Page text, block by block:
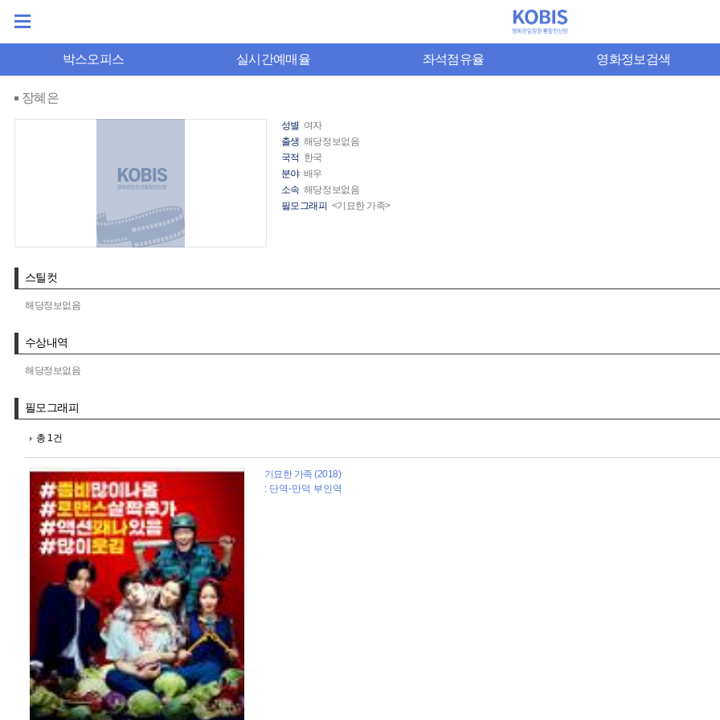
박스오피스 실시간예매율 좌석점유율 영화정보검색
장혜은
성별 여자
출생 해당정보없음
국적 한국
분야 배우
소속 해당정보없음
필모그래피 <기묘한 가족>
스틸컷
해당정보없음
수상내역
해당정보없음
필모그래피
총 1건
기묘한 가족 (2018)
: 단역-만덕 부인역